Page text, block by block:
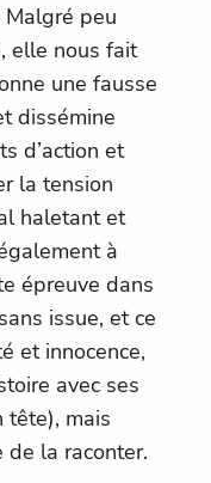
peu
elle nous fait
une fausse
dissémine
d’action et
la tension
haletant et
à
épreuve dans
issue, et ce
et innocence,
avec ses
tête), mais
la raconter.